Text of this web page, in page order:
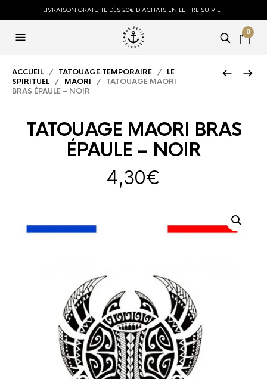
LIVRAISON GRATUITE DÈS 20€ D'ACHATS EN LETTRE SUIVIE !
0
ACCUEIL / TATOUAGE TEMPORAIRE / LE
SPIRITUEL / MAORI / TATOUAGE MAORI
BRAS ÉPAULE – NOIR
TATOUAGE MAORI BRAS
ÉPAULE – NOIR
4,30€